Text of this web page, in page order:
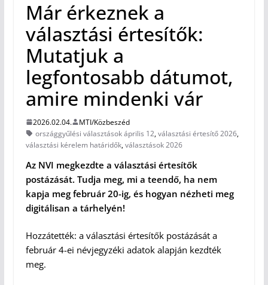
Már érkeznek a
választási értesítők:
Mutatjuk a
legfontosabb dátumot,
amire mindenki vár
2026.02.04.
MTI/Közbeszéd
országgyűlési választások április 12,választási értesítő 2026,
választási kérelem határidők,választások 2026
Az NVI megkezdte a választási értesítők
postázását. Tudja meg, mi a teendő, ha nem
kapja meg február 20-ig, és hogyan nézheti meg
digitálisan a tárhelyén!
Hozzátették: a választási értesítők postázását a
február 4-ei névjegyzéki adatok alapján kezdték
meg.